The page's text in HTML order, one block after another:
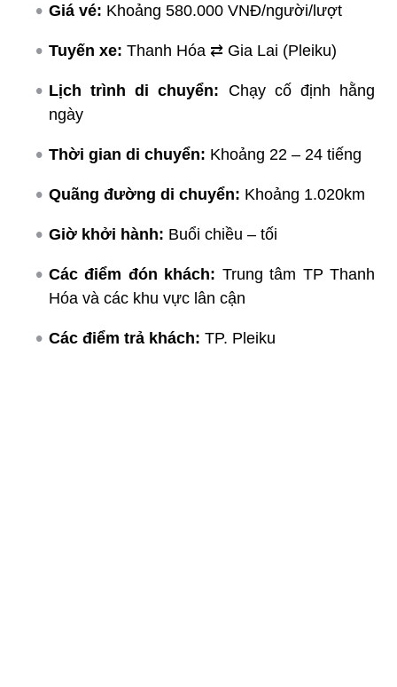
Giá vé: Khoảng 580.000 VNĐ/người/lượt
Tuyến xe: Thanh Hóa ⇄ Gia Lai (Pleiku)
Lịch trình di chuyển: Chạy cố định hằng
ngày
Thời gian di chuyển: Khoảng 22 – 24 tiếng
Quãng đường di chuyển: Khoảng 1.020km
Giờ khởi hành: Buổi chiều – tối
Các điểm đón khách: Trung tâm TP Thanh
Hóa và các khu vực lân cận
Các điểm trả khách: TP. Pleiku